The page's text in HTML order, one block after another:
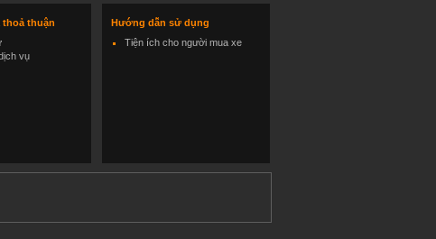
thoả thuận
vụ
Hướng dẫn sử dụng
Tiện ích cho người mua xe